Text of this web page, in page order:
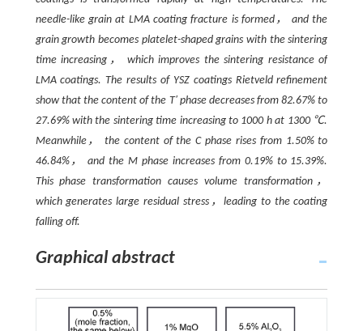
needle-like grain at LMA coating fracture is formed， and the
grain growth becomes platelet-shaped grains with the sintering
time increasing， which improves the sintering resistance of
LMA coatings. The results of YSZ coatings Rietveld refinement
show that the content of the T′ phase decreases from 82.67% to
27.69% with the sintering time increasing to 1000 h at 1300 ℃.
Meanwhile， the content of the C phase rises from 1.50% to
46.84%， and the M phase increases from 0.19% to 15.39%.
This phase transformation causes volume transformation，
which generates large residual stress，leading to the coating
falling off.
Graphical abstract